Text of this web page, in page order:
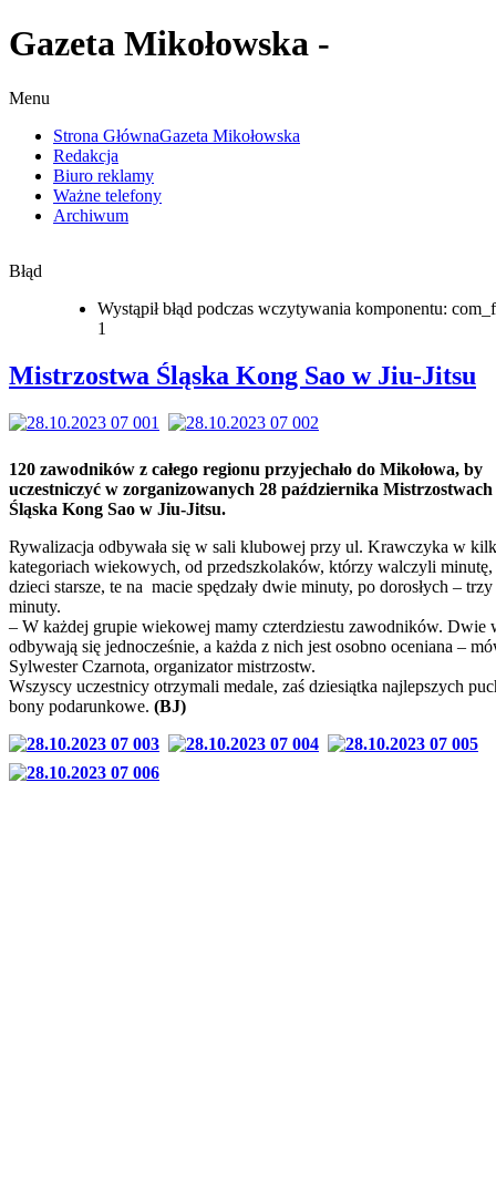
Gazeta Mikołowska -
Menu
Strona GłównaGazeta Mikołowska
Redakcja
Biuro reklamy
Ważne telefony
Archiwum
Błąd
Wystąpił błąd podczas wczytywania komponentu:
1
Mistrzostwa Śląska Kong Sao w Jiu-Jitsu
120 zawodników z całego regionu przyjechało do Mikołowa, by
uczestniczyć w zorganizowanych 28 października Mistrzostwach
Śląska Kong Sao w Jiu-Jitsu.
Rywalizacja odbywała się w sali klubowej przy ul. Krawczyka w
kategoriach wiekowych, od przedszkolaków, którzy walczyli minutę,
dzieci starsze, te na macie spędzały dwie minuty, po dorosłych – trzy
minuty.
– W każdej grupie wiekowej mamy czterdziestu zawodników. Dwie
odbywają się jednocześnie, a każda z nich jest osobno oceniana –
Sylwester Czarnota, organizator mistrzostw.
Wszyscy uczestnicy otrzymali medale, zaś dziesiątka najlepszych
bony podarunkowe. (BJ)